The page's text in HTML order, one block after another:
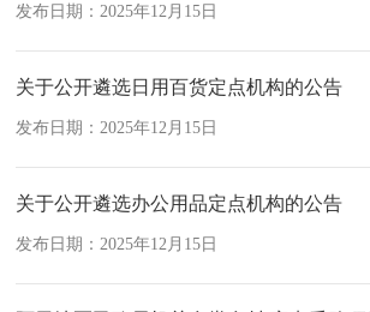
发布日期：2025年12月15日
关于公开遴选日用百货定点机构的公告
发布日期：2025年12月15日
关于公开遴选办公用品定点机构的公告
发布日期：2025年12月15日